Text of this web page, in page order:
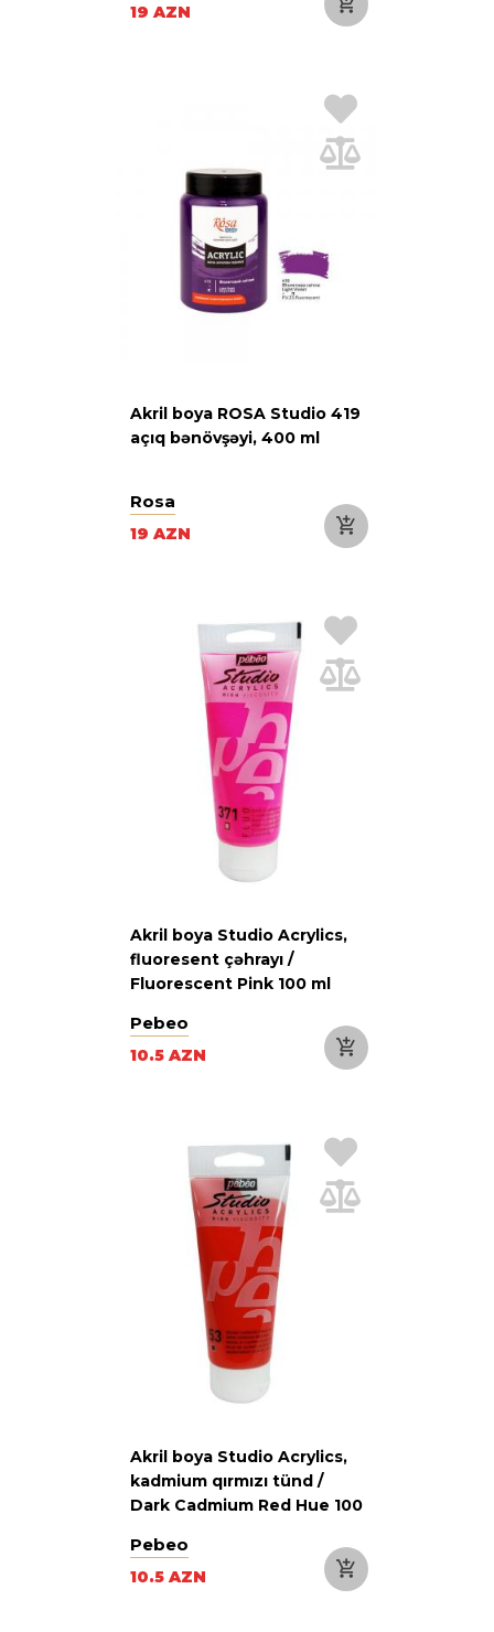
19 AZN
Akril boya ROSA Studio 419
açıq bənövşəyi, 400 ml
Rosa
19 AZN
Akril boya Studio Acrylics,
fluoresent çəhrayı /
Fluorescent Pink 100 ml
Pebeo
10.5 AZN
Akril boya Studio Acrylics,
kadmium qırmızı tünd /
Dark Cadmium Red Hue 100
Pebeo
10.5 AZN